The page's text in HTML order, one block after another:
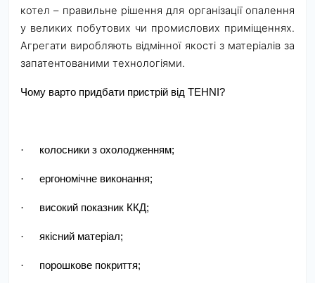
котел – правильне рішення для організації опалення
у великих побутових чи промислових приміщеннях.
Агрегати виробляють відмінної якості з матеріалів за
запатентованими технологіями.
Чому варто придбати пристрій від TEHNI?
· колосники з охолодженням;
· ергономічне виконання;
· високий показник ККД;
· якісний матеріал;
· порошкове покриття;